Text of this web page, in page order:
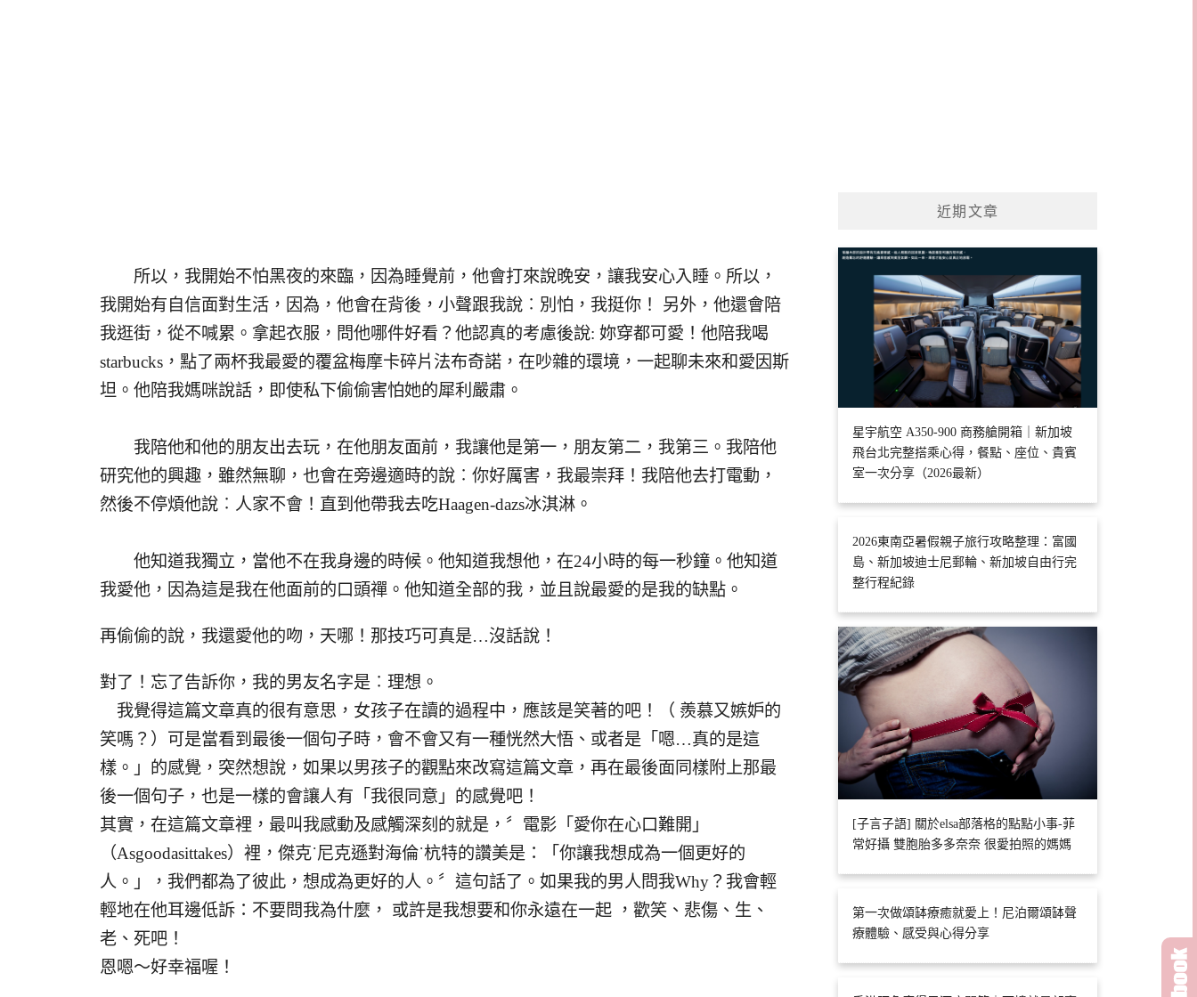
所以，我開始不怕黑夜的來臨，因為睡覺前，他會打來說晚安，讓我安心入睡。所以，
我開始有自信面對生活，因為，他會在背後，小聲跟我說︰別怕，我挺你！ 另外，他還會陪
我逛街，從不喊累。拿起衣服，問他哪件好看？他認真的考慮後說: 妳穿都可愛！他陪我喝
starbucks，點了兩杯我最愛的覆盆梅摩卡碎片法布奇諾，在吵雜的環境，一起聊未來和愛因斯
坦。他陪我媽咪說話，即使私下偷偷害怕她的犀利嚴肅。
我陪他和他的朋友出去玩，在他朋友面前，我讓他是第一，朋友第二，我第三。我陪他
研究他的興趣，雖然無聊，也會在旁邊適時的說︰你好厲害，我最崇拜！我陪他去打電動，
然後不停煩他說︰人家不會！直到他帶我去吃Haagen-dazs冰淇淋。
他知道我獨立，當他不在我身邊的時候。他知道我想他，在24小時的每一秒鐘。他知道
我愛他，因為這是我在他面前的口頭禪。他知道全部的我，並且說最愛的是我的缺點。
再偷偷的說，我還愛他的吻，天哪！那技巧可真是…沒話說！
對了！忘了告訴你，我的男友名字是︰理想。
我覺得這篇文章真的很有意思，女孩子在讀的過程中，應該是笑著的吧！（ 羨慕又嫉妒的
笑嗎？）可是當看到最後一個句子時，會不會又有一種恍然大悟、或者是「嗯…真的是這
樣。」的感覺，突然想說，如果以男孩子的觀點來改寫這篇文章，再在最後面同樣附上那最
後一個句子，也是一樣的會讓人有「我很同意」的感覺吧！
其實，在這篇文章裡，最叫我感動及感觸深刻的就是，〞電影「愛你在心口難開」
（Asgoodasittakes）裡，傑克˙尼克遜對海倫˙杭特的讚美是：「你讓我想成為一個更好的
人。」，我們都為了彼此，想成為更好的人。〞這句話了。如果我的男人問我Why？我會輕
輕地在他耳邊低訴：不要問我為什麼， 或許是我想要和你永遠在一起 ，歡笑、悲傷、生、
老、死吧！
恩嗯～好幸福喔！
近期文章
星宇航空 A350-900 商務艙開箱｜新加坡
飛台北完整搭乘心得，餐點、座位、貴賓
室一次分享（2026最新）
2026東南亞暑假親子旅行攻略整理：富國
島、新加坡迪士尼郵輪、新加坡自由行完
整行程紀錄
[子言子語] 關於elsa部落格的點點小事-菲
常好攝 雙胞胎多多奈奈 很愛拍照的媽媽
第一次做頌缽療癒就愛上！尼泊爾頌缽聲
療體驗、感受與心得分享